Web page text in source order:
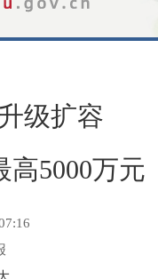
级扩容
5000万元